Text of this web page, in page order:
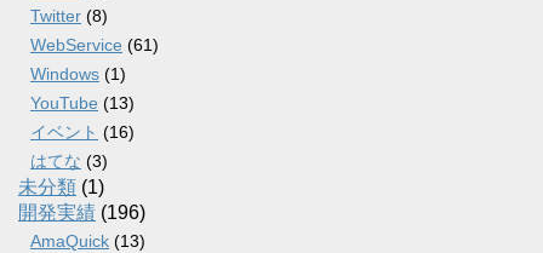
Twitter (8)
WebService (61)
Windows (1)
YouTube (13)
イベント (16)
はてな (3)
未分類 (1)
開発実績 (196)
AmaQuick (13)